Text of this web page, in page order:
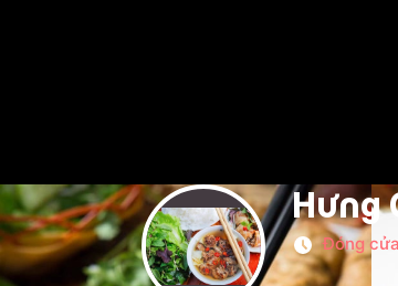
Hưng
Đóng cửa